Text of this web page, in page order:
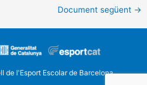
Document següent →
de l'Esport Escolar de Barcelona